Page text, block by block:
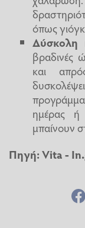
όπως
Δύσκολη
βραδινές
και
ημέρας ή
μπαίνουν
Πηγή:Vita-